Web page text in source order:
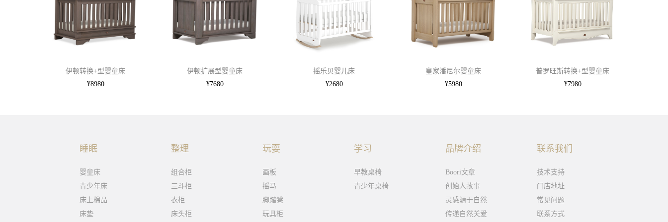
伊顿转换+型婴童床
¥8980
伊顿扩展型婴童床
¥7680
摇乐贝婴儿床
¥2680
皇家潘尼尔婴童床
¥5980
普罗旺斯转换+型婴童床
¥7980
睡眠
婴童床
青少年床
床上棉品
床垫
整理
组合柜
三斗柜
衣柜
床头柜
玩耍
画板
摇马
脚踏凳
玩具柜
学习
早教桌椅
青少年桌椅
品牌介绍
Boori文章
创始人故事
灵感源于自然
传递自然关爱
联系我们
技术支持
门店地址
常见问题
联系方式